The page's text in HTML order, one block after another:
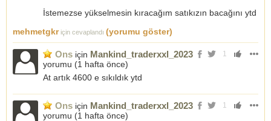
İstemezse yükselmesin kıracağım satıkızın bacağını ytd
mehmetgkriçin cevaplandı (yorumu göster)
1
Ons için Mankind_traderxxl_2023
yorumu (1 hafta önce)
At artık 4600 e sıkıldık ytd
1
Ons için Mankind_traderxxl_2023
yorumu (1 hafta önce)